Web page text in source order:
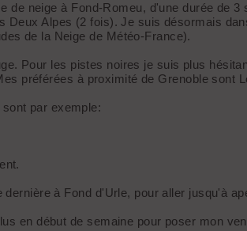
neige à Fond-Romeu, d'une durée de
Alpes (2 fois). Je suis désormais
de la Neige de Météo-France).
Pour les pistes noires je suis plus
préférées à proximité de Grenoble sont
par exemple:
à Fond d'Urle, pour aller jusqu'à
en début de semaine pour poser mon